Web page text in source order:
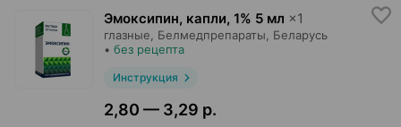
Эмоксипин, капли, 1% 5 мл ×1
глазные, Белмедпрепараты , Беларусь
• без рецепта
Инструкция
2,80 — 3,29 р.